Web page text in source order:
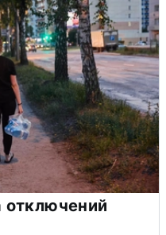
отключений